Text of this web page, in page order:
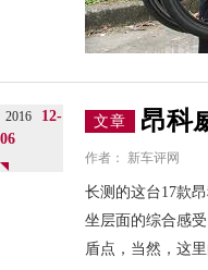
2016
12-
06
文章 昂科
作者： 新车评网
长测的这台17款
坐层面的综合感
盾点，当然，这